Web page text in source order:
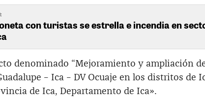
con turistas se estrella e incendia en
denominado “Mejoramiento y ampliación
– Ica – DV Ocuaje en los distritos de
de Ica, Departamento de Ica».